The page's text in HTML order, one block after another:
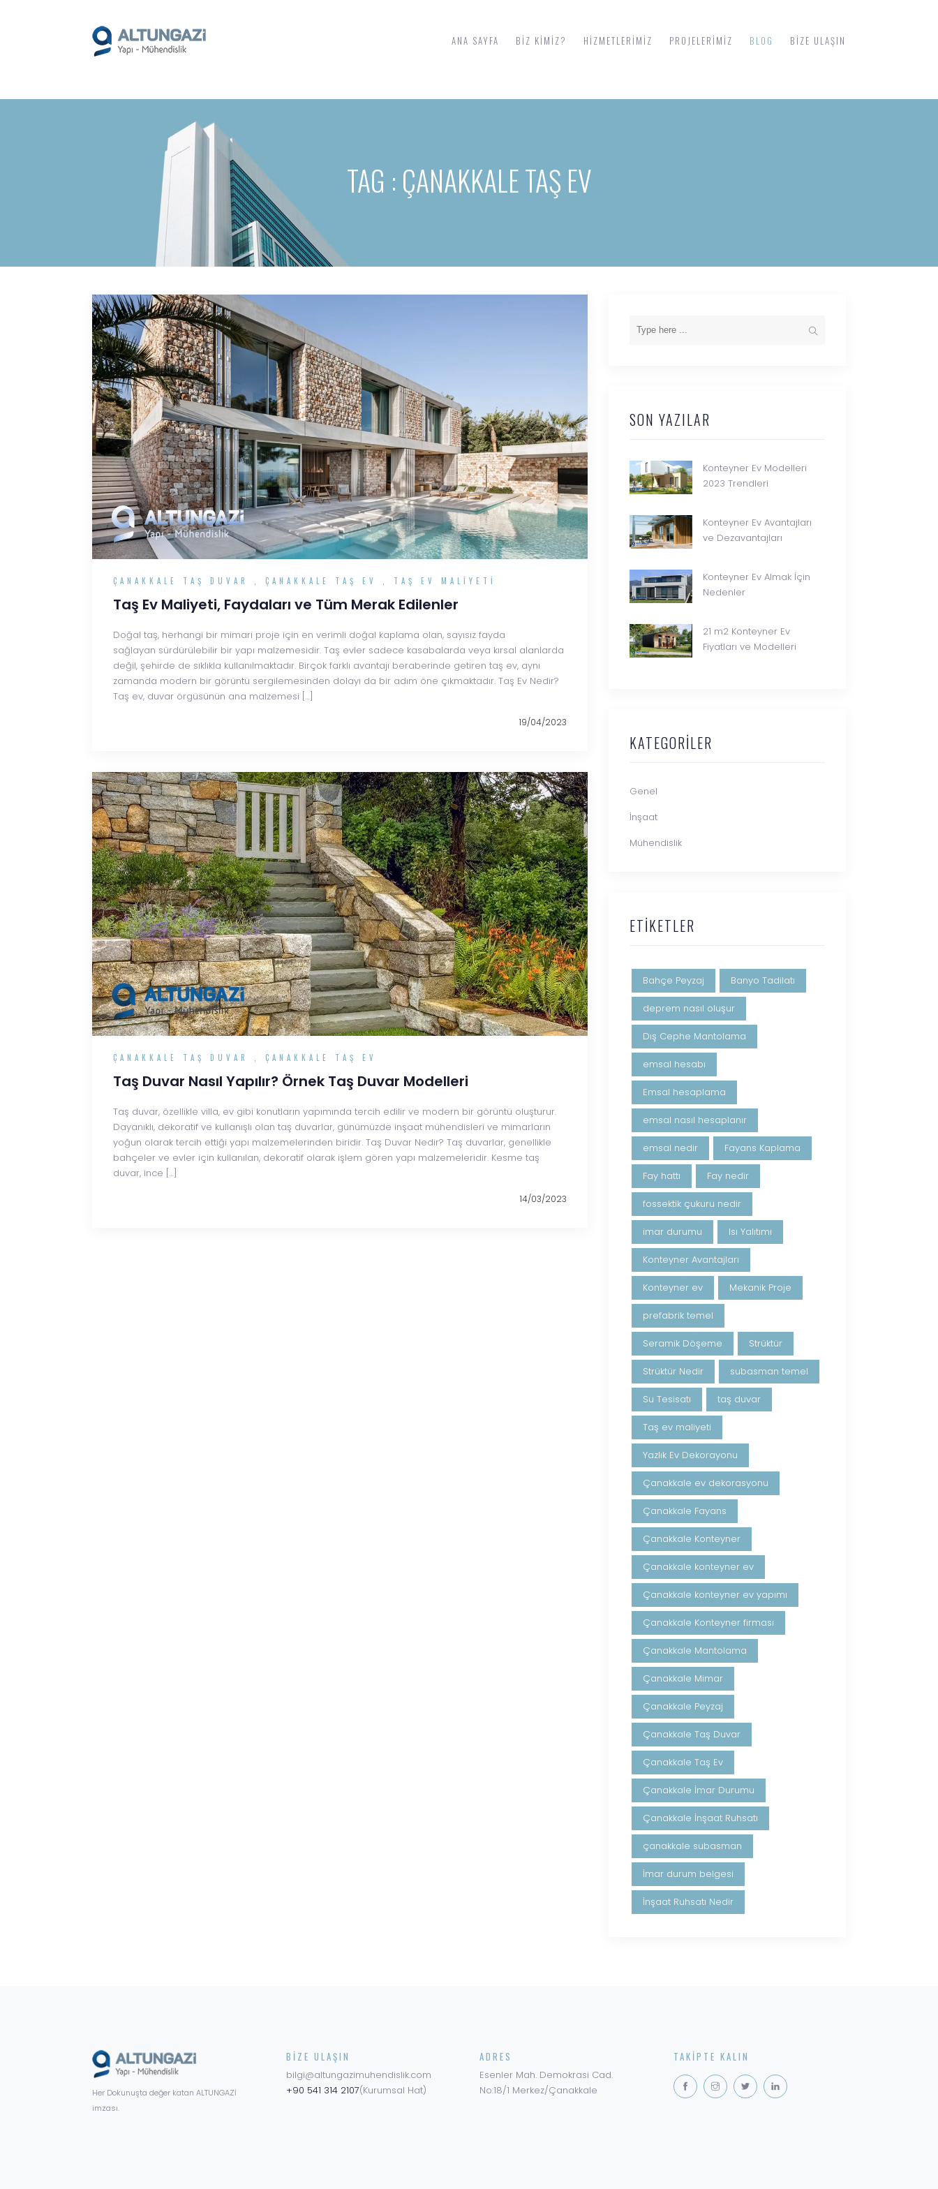
ANA SAYFA BIZ KIMIZ? HIZMETLERIMIZ PROJELERIMIZ BLOG BIZE ULAŞIN
TAG : ÇANAKKALE TAŞ EV
ÇANAKKALE TAŞ DUVAR ÇANAKKALE TAŞ EV TAŞ EV MALIYETI
Taş Ev Maliyeti, Faydaları ve Tüm Merak Edilenler
Doğal taş, herhangi bir mimari proje için en verimli doğal kaplama olan, sayısız fayda
sağlayan sürdürülebilir bir yapı malzemesidir. Taş evler sadece kasabalarda veya kırsal alanlarda
değil, şehirde de sıklıkla kullanılmaktadır. Birçok farklı avantajı beraberinde getiren taş ev, aynı
zamanda modern bir görüntü sergilemesinden dolayı da bir adım öne çıkmaktadır. Taş Ev Nedir?
Taş ev, duvar örgüsünün ana malzemesi […]
19/04/2023
ÇANAKKALE TAŞ DUVAR , ÇANAKKALE TAŞ EV
Taş Duvar Nasıl Yapılır? Örnek Taş Duvar Modelleri
Taş duvar, özellikle villa, ev gibi konutların yapımında tercih edilir ve modern bir görüntü oluşturur.
Dayanıklı, dekoratif ve kullanışlı olan taş duvarlar, günümüzde inşaat mühendisleri ve mimarların
yoğun olarak tercih ettiği yapı malzemelerinden biridir. Taş Duvar Nedir? Taş duvarlar, genellikle
bahçeler ve evler için kullanılan, dekoratif olarak işlem gören yapı malzemeleridir. Kesme taş
duvar, ince […]
14/03/2023
SON YAZILAR
Konteyner Ev Modelleri
2023 Trendleri
Konteyner Ev Avantajları
ve Dezavantajları
Konteyner Ev Almak İçin
Nedenler
21 m2 Konteyner Ev
Fiyatları ve Modelleri
KATEGORILER
Genel
İnşaat
Mühendislik
ETIKETLER
Bahçe Peyzaj Banyo Tadilatı
deprem nasıl oluşur
Dış Cephe Mantolama
emsal hesabı
Emsal hesaplama
emsal nasıl hesaplanır
emsal nedir Fayans Kaplama
Fay hattı Fay nedir
fossektik çukuru nedir
imar durumu Isı Yalıtımı
Konteyner Avantajları
Konteyner ev Mekanik Proje
prefabrik temel
Seramik Döşeme Strüktür
Strüktür Nedir subasman temel
Su Tesisatı taş duvar
Taş ev maliyeti
Yazlık Ev Dekorayonu
Çanakkale ev dekorasyonu
Çanakkale Fayans
Çanakkale Konteyner
Çanakkale konteyner ev
Çanakkale konteyner ev yapımı
Çanakkale Konteyner firması
Çanakkale Mantolama
Çanakkale Mimar
Çanakkale Peyzaj
Çanakkale Taş Duvar
Çanakkale Taş Ev
Çanakkale İmar Durumu
Çanakkale İnşaat Ruhsatı
çanakkale subasman
İmar durum belgesi
İnşaat Ruhsatı Nedir
Her Dokunuşta değer katan ALTUNGAZİ
imzası.
BIZE ULAŞIN
bilgi@altungazimuhendislik.com
+90 541 314 2107(Kurumsal Hat)
ADRES
Esenler Mah. Demokrasi Cad.
No:18/1 Merkez/Çanakkale
TAKIPTE KALIN